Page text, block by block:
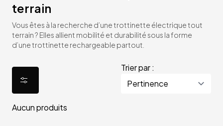
terrain
Vous êtes à la recherche d’une trottinette électrique tout
terrain ? Elles allient mobilité et durabilité sous la forme
d’une trottinette rechargeable partout.
Trier par :
Aucun produits